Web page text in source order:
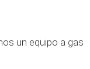
un equipo a gas